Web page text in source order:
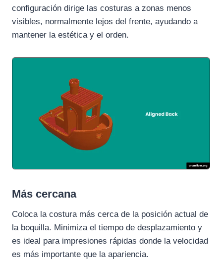
configuración dirige las costuras a zonas menos
visibles, normalmente lejos del frente, ayudando a
mantener la estética y el orden.
Más cercana
Coloca la costura más cerca de la posición actual de
la boquilla. Minimiza el tiempo de desplazamiento y
es ideal para impresiones rápidas donde la velocidad
es más importante que la apariencia.